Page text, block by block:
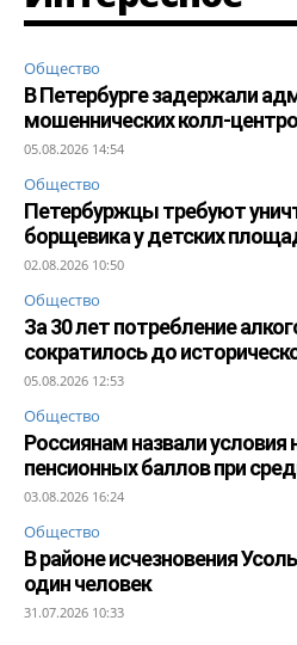
Общество
В Петербурге задержали
мошеннических колл-
05.08.2026 14:54
Общество
Петербуржцы требуют
борщевика у детских
02.08.2026 10:50
Общество
За 30 лет потребление
сократилось до
05.08.2026 12:53
Общество
Россиянам назвали условия
пенсионных баллов при
03.08.2026 16:24
Общество
В районе исчезновения
один человек
31.07.2026 10:33